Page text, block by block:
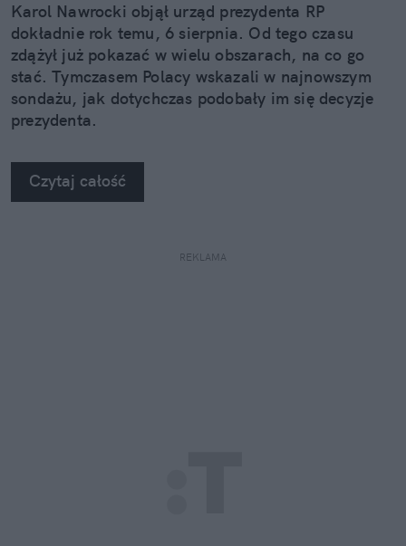
Karol Nawrocki objął urząd prezydenta RP
dokładnie rok temu, 6 sierpnia. Od tego czasu
zdążył już pokazać w wielu obszarach, na co go
stać. Tymczasem Polacy wskazali w najnowszym
sondażu, jak dotychczas podobały im się decyzje
prezydenta.
Czytaj całość
REKLAMA